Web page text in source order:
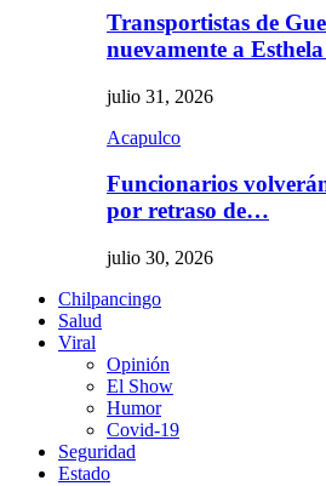
Transportistas de
nuevamente a
julio 31, 2026
Acapulco
Funcionarios
por retraso de…
julio 30, 2026
Chilpancingo
Salud
Viral
Opinión
El Show
Humor
Covid-19
Seguridad
Estado